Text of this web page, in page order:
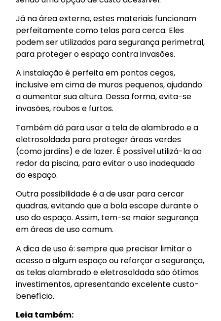
Já na área externa, estes materiais funcionam
perfeitamente como telas para cerca. Eles
podem ser utilizados para segurança perimetral,
para proteger o espaço contra invasões.
A instalação é perfeita em pontos cegos,
inclusive em cima de muros pequenos, ajudando
a aumentar sua altura. Dessa forma, evita-se
invasões, roubos e furtos.
Também dá para usar a tela de alambrado e a
eletrosoldada para proteger áreas verdes
(como jardins) e de lazer. É possível utilizá-la ao
redor da piscina, para evitar o uso inadequado
do espaço.
Outra possibilidade é a de usar para cercar
quadras, evitando que a bola escape durante o
uso do espaço. Assim, tem-se maior segurança
em áreas de uso comum.
A dica de uso é: sempre que precisar limitar o
acesso a algum espaço ou reforçar a segurança,
as telas alambrado e eletrosoldada são ótimos
investimentos, apresentando excelente custo-
benefício.
Leia também: